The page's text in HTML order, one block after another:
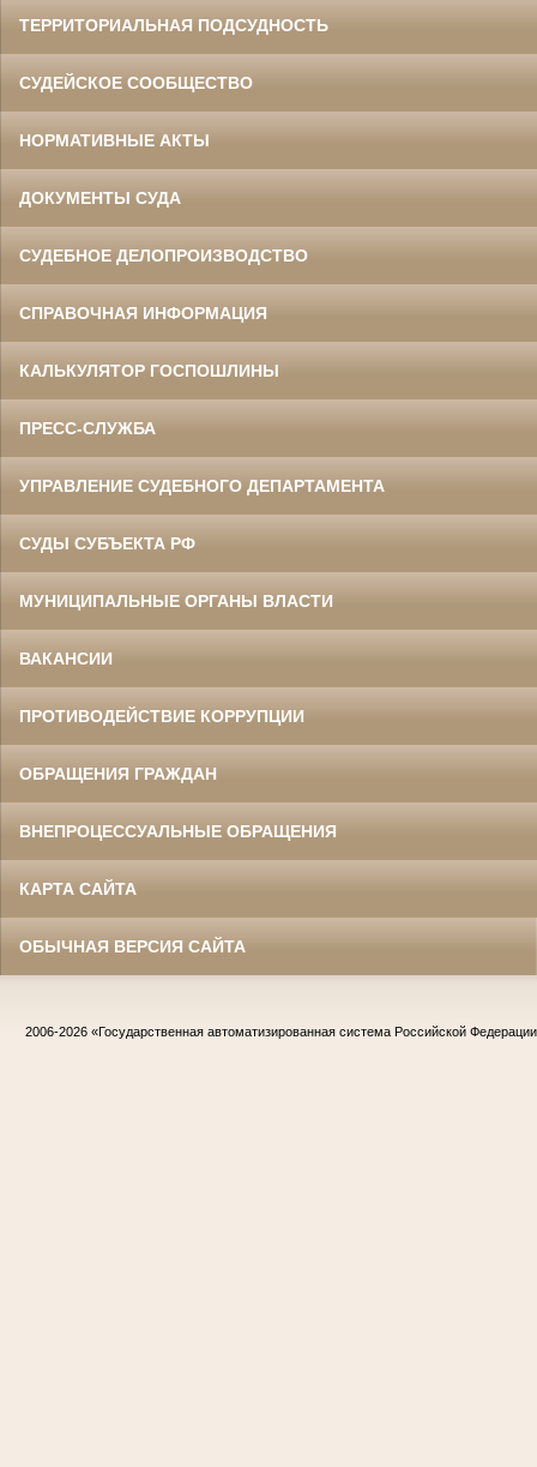
ТЕРРИТОРИАЛЬНАЯ ПОДСУДНОСТЬ
СУДЕЙСКОЕ СООБЩЕСТВО
НОРМАТИВНЫЕ АКТЫ
ДОКУМЕНТЫ СУДА
СУДЕБНОЕ ДЕЛОПРОИЗВОДСТВО
СПРАВОЧНАЯ ИНФОРМАЦИЯ
КАЛЬКУЛЯТОР ГОСПОШЛИНЫ
ПРЕСС-СЛУЖБА
УПРАВЛЕНИЕ СУДЕБНОГО ДЕПАРТАМЕНТА
СУДЫ СУБЪЕКТА РФ
МУНИЦИПАЛЬНЫЕ ОРГАНЫ ВЛАСТИ
ВАКАНСИИ
ПРОТИВОДЕЙСТВИЕ КОРРУПЦИИ
ОБРАЩЕНИЯ ГРАЖДАН
ВНЕПРОЦЕССУАЛЬНЫЕ ОБРАЩЕНИЯ
КАРТА САЙТА
ОБЫЧНАЯ ВЕРСИЯ САЙТА
2006-2026 «Государственная автоматизированная система Российской